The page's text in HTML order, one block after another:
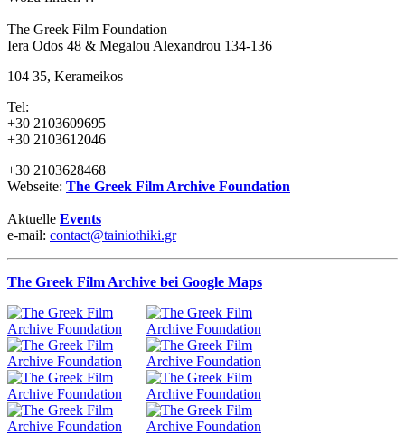
The Greek Film Foundation
Iera Odos 48 & Megalou Alexandrou 134-136
104 35, Kerameikos
Tel:
+30 2103609695
+30 2103612046
+30 2103628468
Webseite: The Greek Film Archive Foundation
Aktuelle Events
e-mail: contact@tainiothiki.gr
The Greek Film Archive bei Google Maps